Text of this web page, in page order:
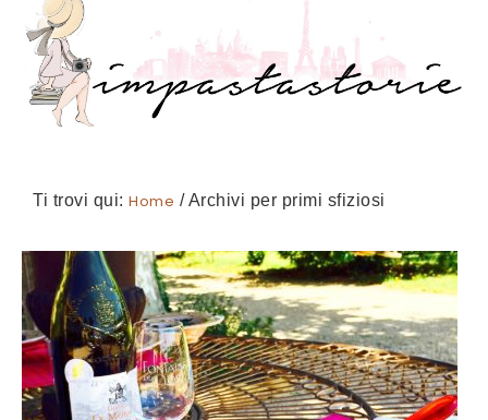
Ti trovi qui: Home /Archivi per primi sfiziosi